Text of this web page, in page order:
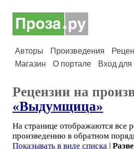
Авторы Произведения
Магазин
О портале Вход для
Рецензии на
«Выдумщица»
На странице отображаются все
произведению в обратном
Показывать в виде списка |